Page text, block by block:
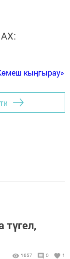
кыңгырау»
түгел,
1657 0 1